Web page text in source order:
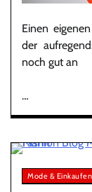
Einen
der
noch gut an
…
Mode & Einkaufen